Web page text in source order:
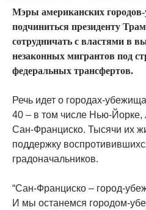
Мэры американских
подчиниться президенту
сотрудничать с властями в
незаконных мигрантов под
федеральных трансфертов.
Речь идет о городах-
40 – в том числе Нью-Йорке,
Сан-Франциско. Тысячи их
поддержку
градоначальников.
“Сан-Франциско – город-
И мы останемся городом-